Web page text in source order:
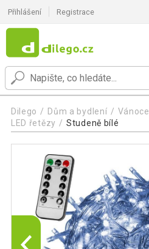
Přihlášení Registrace
Dilego Dům a bydlení Vánoce
LED řetězy
Studeně bílé